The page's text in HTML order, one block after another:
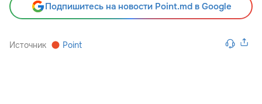
Подпишитесь на новости Point.md в Google
Источник Point